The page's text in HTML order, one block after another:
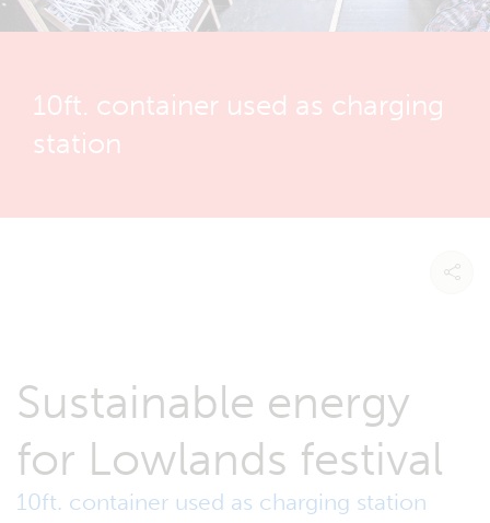
10ft. container used as charging
station
Sustainable energy
for Lowlands festival
10ft. container used as charging station